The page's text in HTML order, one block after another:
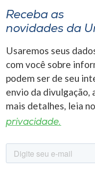
Receba as
novidades da
Usaremos seus
com você sobre
podem ser de seu
envio da divulgação,
mais detalhes, leia
privacidade.